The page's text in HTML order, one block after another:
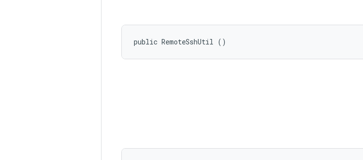
public RemoteSshUtil ()